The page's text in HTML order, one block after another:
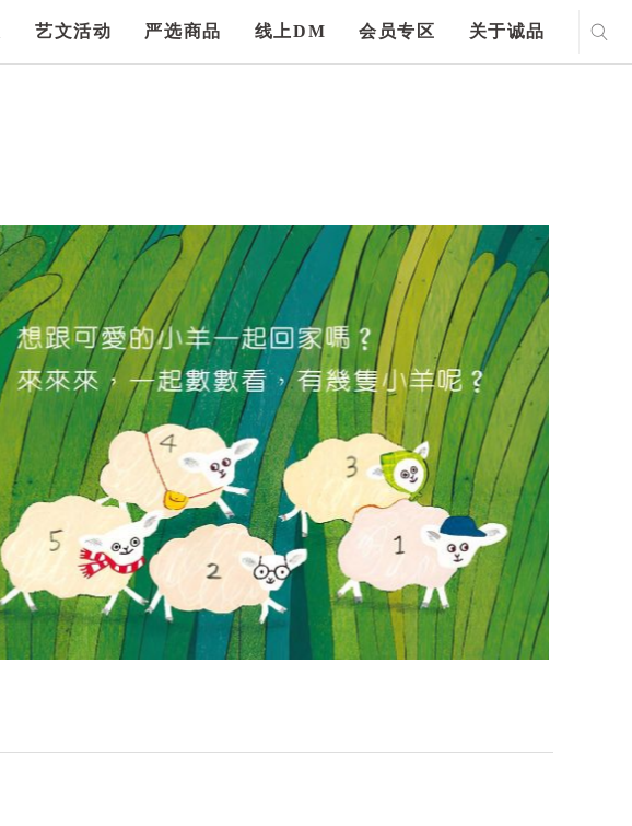
艺文活动 严选商品 线上DM 会员专区 关于诚品